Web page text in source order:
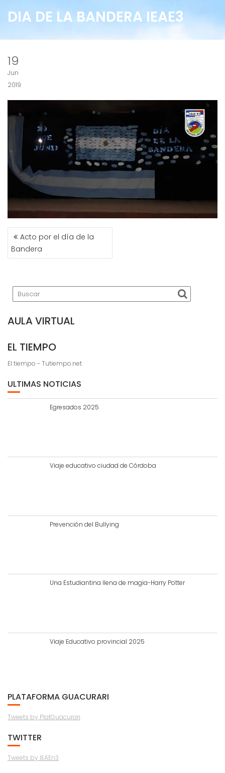
DIA DE LA BANDERA IEAE3
19
Jun
2019
NAVEGACIÓN
DE
ENTRADAS
Acto por el día de la
Bandera
AULA VIRTUAL
EL TIEMPO
El tiempo - Tutiempo.net
ULTIMAS NOTICIAS
Egresados 2025
Viaje educativo ciudad de Córdoba
Prevención del Bullying
Una Estudiantina llena de magia-Harry Potter
Viaje Educativo provincial 2025
PLATAFORMA GUACURARI
Tweets by PlatGuacurari
TWITTER
Tweets by IEAEn3